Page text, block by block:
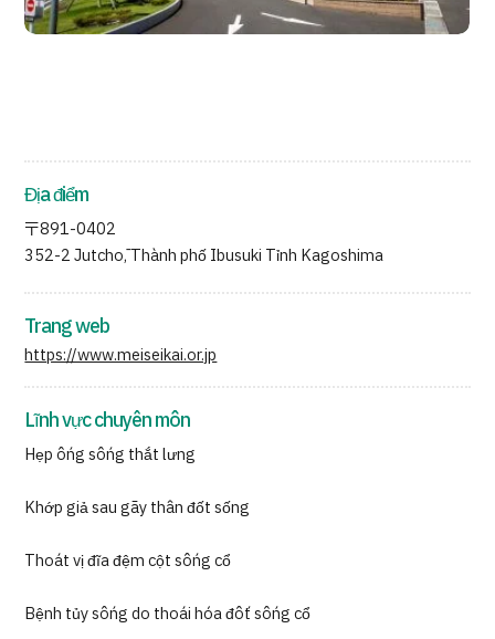
Địa điểm
〒891-0402
352-2 Jutchō, Thành phố Ibusuki Tỉnh Kagoshima
Trang web
https://www.meiseikai.or.jp
Lĩnh vực chuyên môn
Hẹp ống sống thắt lưng
Khớp giả sau gãy thân đốt sống
Thoát vị đĩa đệm cột sống cổ
Bệnh tủy sống do thoái hóa đốt sống cổ